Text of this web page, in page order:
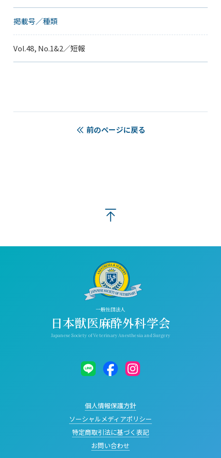
掲載号／種類
Vol.48, No.1&2／短報
前のページに戻る
一般社団法人
日本獣医麻酔外科学会
Japanese Society of Veterinary Anesthesia and Surgery
個人情報保護方針
ソーシャルメディアポリシー
特定商取引法に基づく表記
お問い合わせ